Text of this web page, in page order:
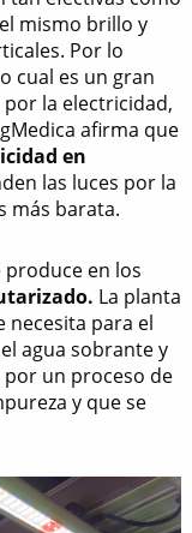
mismo brillo y
Por lo
cual es un gran
la electricidad,
afirma que
en
las luces por la
más barata.
produce en los
La planta
necesita para el
agua sobrante y
por un proceso de
y que se